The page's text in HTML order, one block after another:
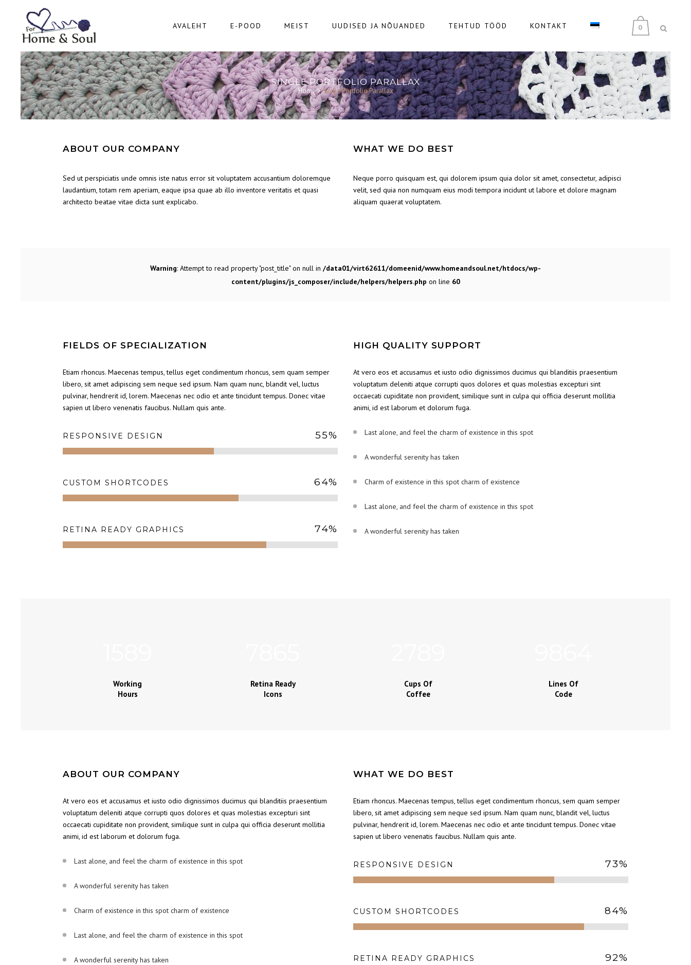
0
AVALEHT E-POOD MEIST UUDISED JA NÕUANDED TEHTUD TÖÖD KONTAKT
SINGLE PORTFOLIO PARALLAX
Home>Single Portfolio Parallax
ABOUT OUR COMPANY
Sed ut perspiciatis unde omnis iste natus error sit voluptatem accusantium doloremque
laudantium, totam rem aperiam, eaque ipsa quae ab illo inventore veritatis et quasi
architecto beatae vitae dicta sunt explicabo.
WHAT WE DO BEST
Neque porro quisquam est, qui dolorem ipsum quia dolor sit amet, consectetur, adipisci
velit, sed quia non numquam eius modi tempora incidunt ut labore et dolore magnam
aliquam quaerat voluptatem.
Warning: Attempt to read property "post_title" on null in /data01/virt62611/domeenid/www.homeandsoul.net/htdocs/wp-
content/plugins/js_composer/include/helpers/helpers.php on line 60
FIELDS OF SPECIALIZATION
Etiam rhoncus. Maecenas tempus, tellus eget condimentum rhoncus, sem quam semper
libero, sit amet adipiscing sem neque sed ipsum. Nam quam nunc, blandit vel, luctus
pulvinar, hendrerit id, lorem. Maecenas nec odio et ante tincidunt tempus. Donec vitae
sapien ut libero venenatis faucibus. Nullam quis ante.
RESPONSIVE DESIGN 55%
CUSTOM SHORTCODES 64%
RETINA READY GRAPHICS 74%
HIGH QUALITY SUPPORT
At vero eos et accusamus et iusto odio dignissimos ducimus qui blanditiis praesentium
voluptatum deleniti atque corrupti quos dolores et quas molestias excepturi sint
occaecati cupiditate non provident, similique sunt in culpa qui officia deserunt mollitia
animi, id est laborum et dolorum fuga.
Last alone, and feel the charm of existence in this spot
A wonderful serenity has taken
Charm of existence in this spot charm of existence
Last alone, and feel the charm of existence in this spot
A wonderful serenity has taken
Working
Hours
Retina Ready
Icons
Cups Of
Coffee
Lines Of
Code
ABOUT OUR COMPANY
At vero eos et accusamus et iusto odio dignissimos ducimus qui blanditiis praesentium
voluptatum deleniti atque corrupti quos dolores et quas molestias excepturi sint
occaecati cupiditate non provident, similique sunt in culpa qui officia deserunt mollitia
animi, id est laborum et dolorum fuga.
Last alone, and feel the charm of existence in this spot
A wonderful serenity has taken
Charm of existence in this spot charm of existence
Last alone, and feel the charm of existence in this spot
A wonderful serenity has taken
WHAT WE DO BEST
Etiam rhoncus. Maecenas tempus, tellus eget condimentum rhoncus, sem quam semper
libero, sit amet adipiscing sem neque sed ipsum. Nam quam nunc, blandit vel, luctus
pulvinar, hendrerit id, lorem. Maecenas nec odio et ante tincidunt tempus. Donec vitae
sapien ut libero venenatis faucibus. Nullam quis ante.
RESPONSIVE DESIGN 73%
CUSTOM SHORTCODES 84%
RETINA READY GRAPHICS 92%